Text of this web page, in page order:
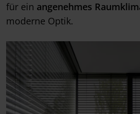
für ein angenehmes
moderne Optik.